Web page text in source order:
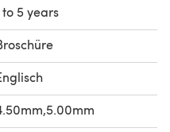
to 5 years